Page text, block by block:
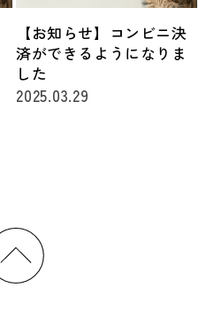
【お知らせ】コンビニ決
済ができるようになりま
した
2025.03.29